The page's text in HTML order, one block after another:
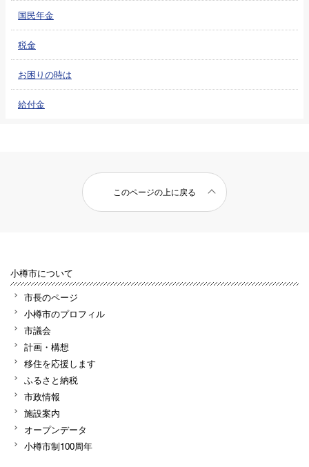
国民年金
税金
お困りの時は
給付金
このページの上に戻る
小樽市について
市長のページ
小樽市のプロフィル
市議会
計画・構想
移住を応援します
ふるさと納税
市政情報
施設案内
オープンデータ
小樽市制100周年